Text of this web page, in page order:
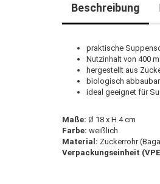
Beschreibung
praktische
Nutzinhalt von 400 ml
hergestellt aus
biologisch abbaubar
ideal geeignet für
Maße: Ø 18 x H 4 cm
Farbe: weißlich
Material: Zuckerrohr
Verpackungseinheit